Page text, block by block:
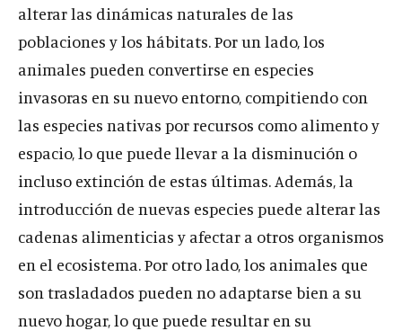
alterar las dinámicas naturales de las
poblaciones y los hábitats. Por un lado, los
animales pueden convertirse en especies
invasoras en su nuevo entorno, compitiendo con
las especies nativas por recursos como alimento y
espacio, lo que puede llevar a la disminución o
incluso extinción de estas últimas. Además, la
introducción de nuevas especies puede alterar las
cadenas alimenticias y afectar a otros organismos
en el ecosistema. Por otro lado, los animales que
son trasladados pueden no adaptarse bien a su
nuevo hogar, lo que puede resultar en su